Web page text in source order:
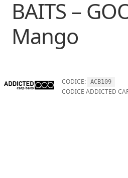
BAITS –
Mango
CODICE: ACB109
CODICE ADDICTED